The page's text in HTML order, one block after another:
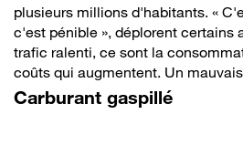
plusieurs millions d'habitants. «
c'est pénible », déplorent certains
trafic ralenti, ce sont la
coûts qui augmentent. Un
Carburant gaspillé